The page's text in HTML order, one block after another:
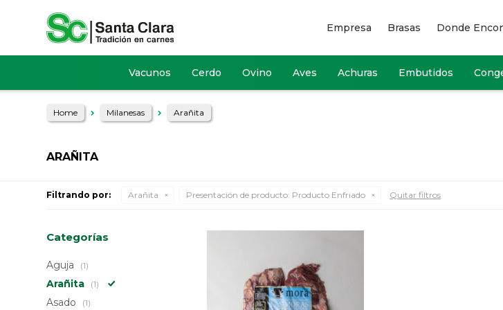
Vacunos Cerdo Ovino Aves Achuras Embutidos
Empresa Brasas Donde
Home Milanesas Arañita
ARAÑITA
Filtrando por: Arañita Presentación de producto: Producto Enfriado Quitar filtros
Categorías
Aguja (1)
Arañita (1)
Asado (1)